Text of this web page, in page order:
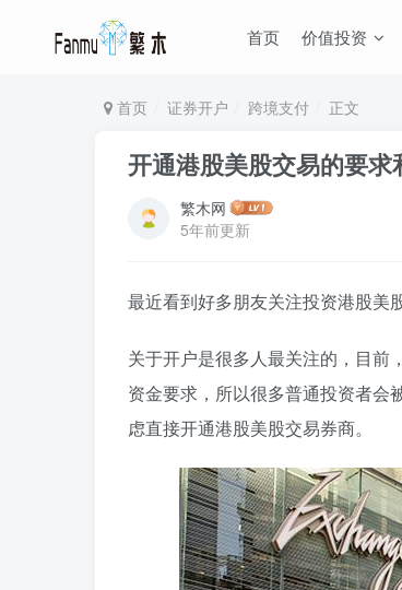
首页 价值投资
首页 证券开户 跨境支付 正文
开通港股美股交易的要
繁木网
5年前更新
最近看到好多朋友关注投资港股美
关于开户是很多人最关注的，目前
资金要求，所以很多普通投资者会
虑直接开通港股美股交易券商。